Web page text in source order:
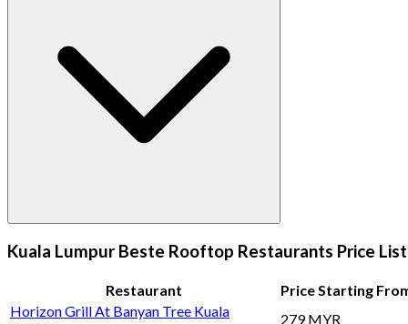
Kuala Lumpur Beste Rooftop Restaurants Price List
Restaurant
Price Starting
Horizon Grill At Banyan Tree Kuala
279 MYR